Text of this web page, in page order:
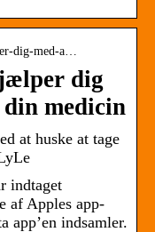
dig-med-a…
dig
din medicin
at huske at tage
indtaget
af Apples app-
app’en indsamler.